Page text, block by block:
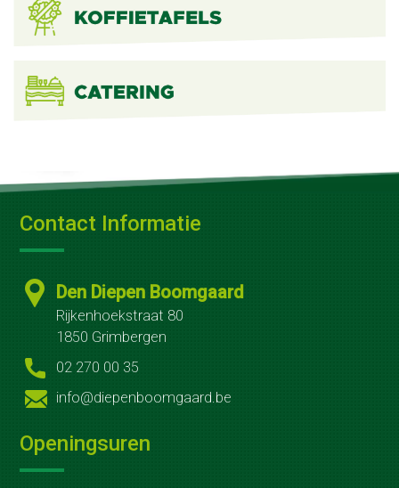
Heerlijk
bij
op
het
Fruit
op
school
Zelfoogst
Groenteabonnement
Fruitabonnement
Contact Informatie
Den Diepen Boomgaard
Rijkenhoekstraat 80
1850 Grimbergen
02 270 00 35
info@diepenboomgaard.be
Openingsuren